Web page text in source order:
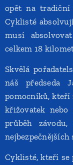
opět na
Cyklisté
musí
celkem 18
Skvělá
náš předseda
pomocníků, kteří
křižovatek
průběh
Cyklisté, kteří se